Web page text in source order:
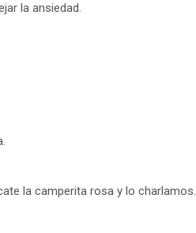
la ansiedad.
la camperita rosa y lo charlamos.